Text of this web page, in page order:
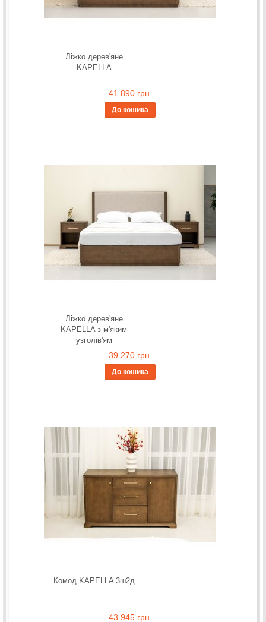
Ліжко дерев'яне
KAPELLA
41 890 грн.
До кошика
Ліжко дерев'яне
KAPELLA з м'яким
узголів'ям
39 270 грн.
До кошика
Комод KAPELLA 3ш2д
43 945 грн.